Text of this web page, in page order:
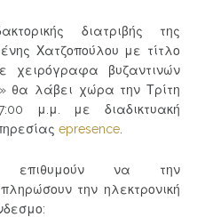
διατριβής της
Χατζοπούλου με τίτλο
χειρόγραφα βυζαντινών
θα λάβει χώρα την Τρίτη
μ.μ. με διαδικτυακή
epresence.
επιθυμούν να την
την ηλεκτρονική